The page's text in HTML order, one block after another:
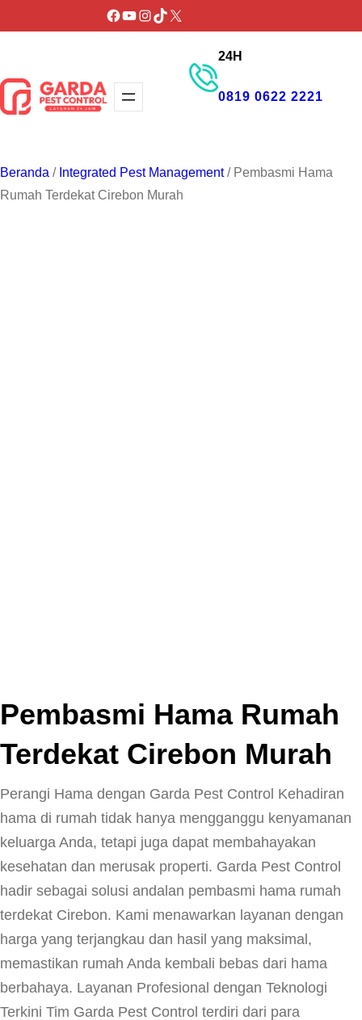
ke
Facebook
YouTube
Instagram
TikTok
X
24H
0819 0622 2221
Beranda / Integrated Pest Management/ Pembasmi Hama
Rumah Terdekat Cirebon Murah
Pembasmi Hama Rumah
Terdekat Cirebon Murah
Perangi Hama dengan Garda Pest Control Kehadiran
hama di rumah tidak hanya mengganggu kenyamanan
keluarga Anda, tetapi juga dapat membahayakan
kesehatan dan merusak properti. Garda Pest Control
hadir sebagai solusi andalan pembasmi hama rumah
terdekat Cirebon. Kami menawarkan layanan dengan
harga yang terjangkau dan hasil yang maksimal,
memastikan rumah Anda kembali bebas dari hama
berbahaya. Layanan Profesional dengan Teknologi
Terkini Tim Garda Pest Control terdiri dari para